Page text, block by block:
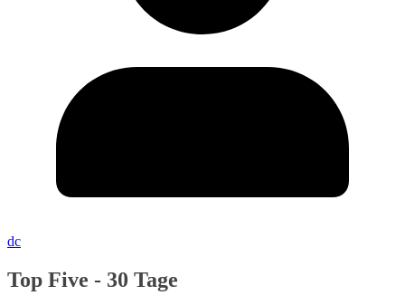
dc
Top Five - 30 Tage